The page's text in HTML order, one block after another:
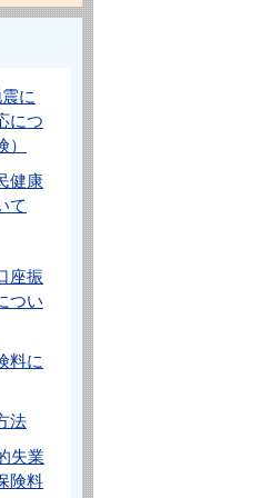
に
につ
健康
て
座振
つい
料に
法
失業
険料